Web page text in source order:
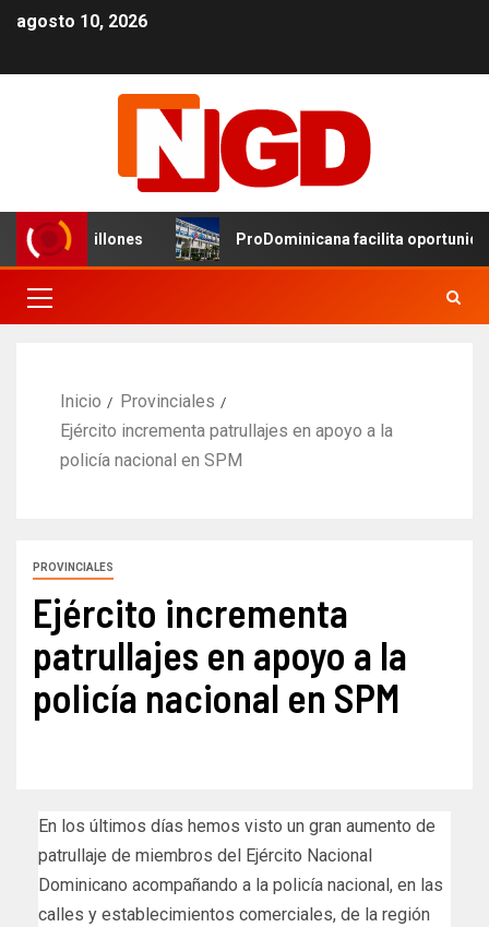
agosto 10, 2026
millones ProDominicana facilita
Inicio
Provinciales
Ejército incrementa patrullajes en apoyo a la
policía nacional en SPM
PROVINCIALES
Ejército incrementa
patrullajes en apoyo a la
policía nacional en SPM
En los últimos días hemos visto un gran aumento de
patrullaje de miembros del Ejército Nacional
Dominicano acompañando a la policía nacional, en las
calles y establecimientos comerciales, de la región